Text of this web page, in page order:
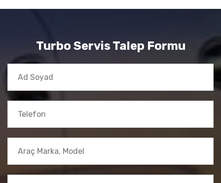
Turbo Servis Talep Formu